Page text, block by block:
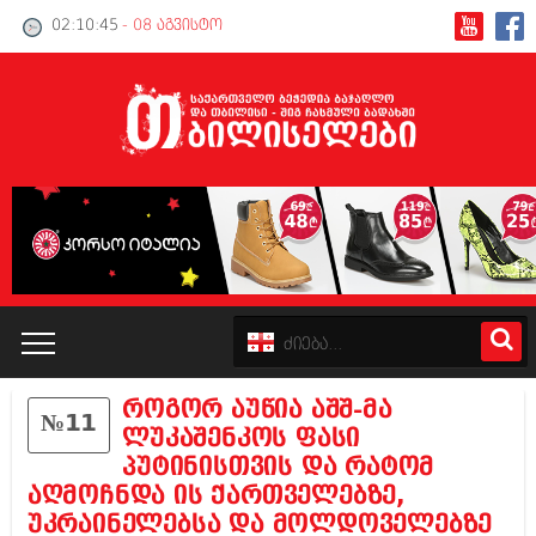
02:10:46 - 08 აგვისტო
კატალოგი
პოლიტიკა
ინტერვიუები
№11
როგორ აუწია აშშ-მა
ლუკაშენკოს ფასი
პუტინისთვის და რატომ
აღმოჩნდა ის ქართველებზე,
უკრაინელებსა და მოლდოველებზე